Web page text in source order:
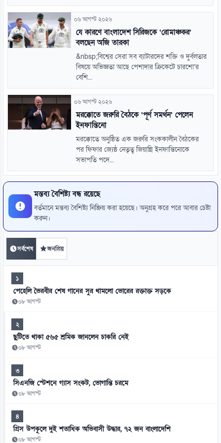
০৬ আগস্ট ২০২৬
যে কারণে বাংলাদেশ সিরিজকে ‘রোমাঞ্চকর’
বলছেন অজি তারকা
&nbsp;বিশ্বের সেরা সব ব্যাটারদের শক্তি ও দুর্বলতার
বিষয়ে অভিজ্ঞতা আছে পেশাদার ক্রিকেটে চারশো’র
বেশি...
০৬ আগস্ট ২০২৬
মরক্কোতে জরুরি বৈঠকে ‘পূর্ণ সমর্থন’ পেলেন
ইনফান্তিনো
মরক্কোতে অনুষ্ঠিত এক জরুরি সংককালীন বৈঠকের
পর ফিফার জ্যেষ্ঠ নেতৃত্ব জিয়ান্নি ইনফান্তিনোকে
সভাপতি পদে...
মন্তব্য বৈশিষ্ট্য বন্ধ রয়েছে
বর্তমানে মন্তব্য বৈশিষ্ট্য নিষ্ক্রিয় করা হয়েছে। অনুগ্রহ করে পরে আবার চেষ্টা
করুন।
সর্বশেষ জনপ্রিয়
১
পেহেলি ভৈরবীর শেষ গানের সুর থামলো ভোরের রক্তাক্ত সড়কে
০৮ আগস্ট
২
ছুটিতে থাকা ৫৬৫ শ্রমিক জানলেন চাকরি নেই
০৮ আগস্ট
৩
সিএনজি স্টেশনে গ্যাস সংকট, ভোগান্তি চরমে
০৮ আগস্ট
৪
গ্রিস উপকূলে দুই শতাধিক অভিবাসী উদ্ধার, ৭২ জন বাংলাদেশি
০৮ আগস্ট